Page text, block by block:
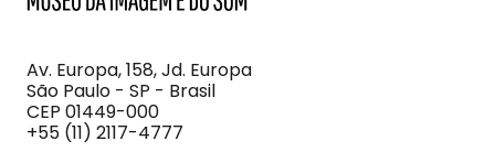
Imagem
e
do
Som
Av. Europa, 158, Jd. Europa
São Paulo - SP - Brasil
CEP 01449-000
+55 (11) 2117-4777